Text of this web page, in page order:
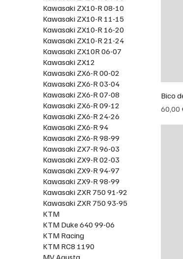
Kawasaki ZX10-R 08-10
Kawasaki ZX10-R 11-15
Kawasaki ZX10-R 16-20
Kawasaki ZX10-R 21-24
Kawasaki ZX10R 06-07
Kawasaki ZX12
Kawasaki ZX6-R 00-02
Kawasaki ZX6-R 03-04
Kawasaki ZX6-R 07-08
Kawasaki ZX6-R 09-12
Kawasaki ZX6-R 24-26
Kawasaki ZX6-R 94
Kawasaki ZX6-R 98-99
Kawasaki ZX7-R 96-03
Kawasaki ZX9-R 02-03
Kawasaki ZX9-R 94-97
Kawasaki ZX9-R 98-99
Kawasaki ZXR 750 91-92
Kawasaki ZXR 750 93-95
KTM
KTM Duke 640 99-06
KTM Racing
KTM RC8 1190
MV Agusta
Bico
Preço
60,00